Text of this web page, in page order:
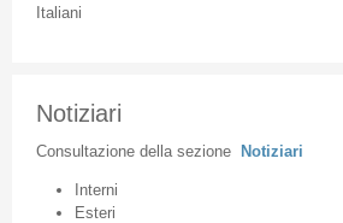
Italiani
Notiziari
Consultazione della sezione Notiziari
Interni
Esteri